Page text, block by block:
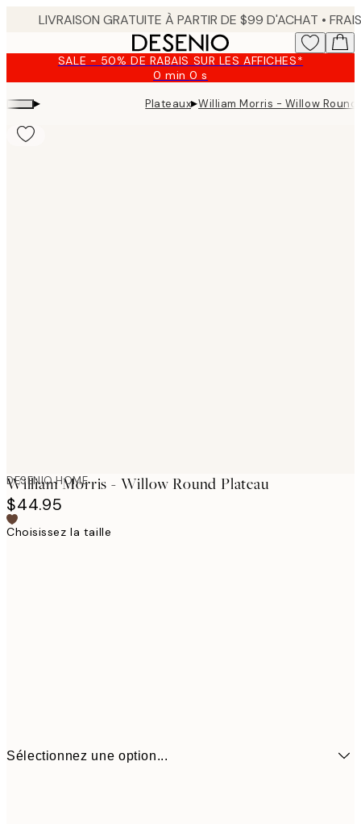
SALE - 50% DE RABAIS SUR LES AFFICHES*
0 min0 s
Valable
jusqu'au
:
▸ Plateaux▸William Morris - Willow Round
DESENIO HOME
William Morris - Willow Round Plateau
$44.95
Choisissez la taille
Sélectionnez une option...